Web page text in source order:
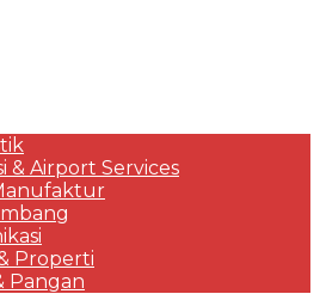
& Airport Services
Properti
Pangan